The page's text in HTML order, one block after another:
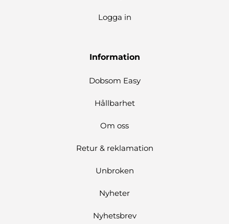
Logga in
Information
Dobsom Easy
Hållbarhet
Om oss
Retur & reklamation
Unbroken
Nyheter
Nyhetsbrev